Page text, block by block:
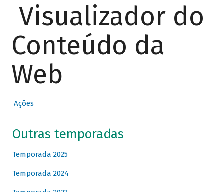
Visualizador do
Conteúdo da
Web
Ações
Outras temporadas
Temporada 2025
Temporada 2024